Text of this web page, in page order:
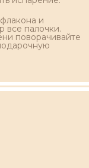
и
все палочки.
поворачивайте